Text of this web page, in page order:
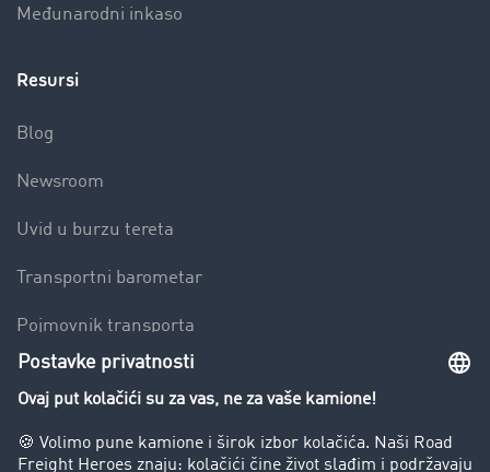
Međunarodni inkaso
Resursi
Blog
Newsroom
Uvid u burzu tereta
Transportni barometar
Pojmovnik transporta
Zabrana vožnje za kamione
Poduzeće